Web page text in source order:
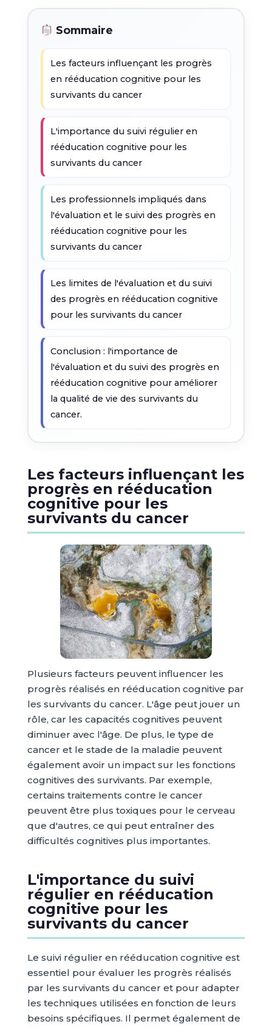
Sommaire
Les facteurs influençant les progrès
en rééducation cognitive pour les
survivants du cancer
L'importance du suivi régulier en
rééducation cognitive pour les
survivants du cancer
Les professionnels impliqués dans
l'évaluation et le suivi des progrès en
rééducation cognitive pour les
survivants du cancer
Les limites de l'évaluation et du suivi
des progrès en rééducation cognitive
pour les survivants du cancer
Conclusion : l'importance de
l'évaluation et du suivi des progrès en
rééducation cognitive pour améliorer
la qualité de vie des survivants du
cancer.
Les facteurs influençant les
progrès en rééducation
cognitive pour les
survivants du cancer
Plusieurs facteurs peuvent influencer les
progrès réalisés en rééducation cognitive par
les survivants du cancer. L'âge peut jouer un
rôle, car les capacités cognitives peuvent
diminuer avec l'âge. De plus, le type de
cancer et le stade de la maladie peuvent
également avoir un impact sur les fonctions
cognitives des survivants. Par exemple,
certains traitements contre le cancer
peuvent être plus toxiques pour le cerveau
que d'autres, ce qui peut entraîner des
difficultés cognitives plus importantes.
L'importance du suivi
régulier en rééducation
cognitive pour les
survivants du cancer
Le suivi régulier en rééducation cognitive est
essentiel pour évaluer les progrès réalisés
par les survivants du cancer et pour adapter
les techniques utilisées en fonction de leurs
besoins spécifiques. Il permet également de